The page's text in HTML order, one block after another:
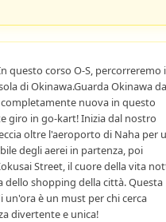
questo corso O-S, percorreremo
di Okinawa.Guarda Okinawa
nuova in questo
giro in go-kart! Inizia dal nostro
oltre l'aeroporto di Naha per
degli aerei in partenza, poi
Street, il cuore della vita
dello shopping della città. Questa
un'ora è un must per chi cerca
divertente e unica!